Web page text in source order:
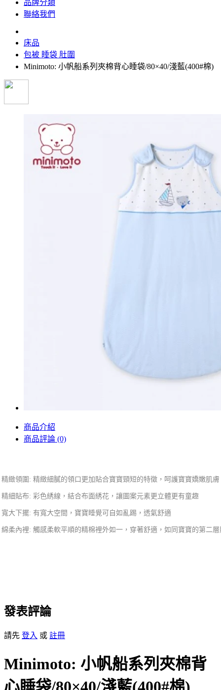
品牌分類
聯絡我們
床品
包被 睡袋 肚圍
Minimoto: 小帆船系列夾棉背心睡袋/80×40/淺藍(400#棉)
商品介紹
商品評論 (0)
精緻領圍: 精緻細膩的領口更加貼合寶寶頸短的特徵，呵護寶寶嬌嫩肌膚
精細貼布: 彩色綉線，結合布面綉花，讓圖案元素更立體更有童趣
寬大下擺: 有寬大空間，寶寶睡覺可自如亂踢，透氣舒適
綿柔內裡: 觸感柔軟平順的精棉裡外如一，穿著舒適，如同寶寶的第二層
發表評論
請先 登入 或 註冊
Minimoto: 小帆船系列夾棉背